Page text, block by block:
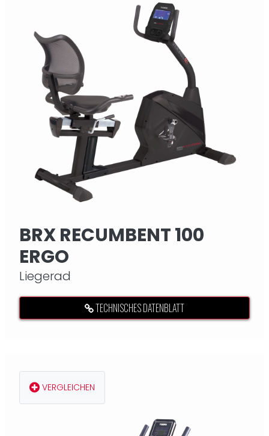
BRX RECUMBENT 100
ERGO
Liegerad
TECHNISCHES DATENBLATT
VERGLEICHEN